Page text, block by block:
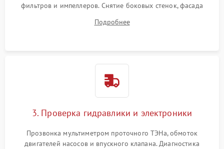
фильтров и импеллеров. Снятие боковых стенок, фасада
циркуляционному насосу, ТЭНу и сливной помпе.
Подробнее
3. Проверка гидравлики и электроники
Прозвонка мультиметром проточного ТЭНа, обмоток
двигателей насосов и впускного клапана. Диагностика